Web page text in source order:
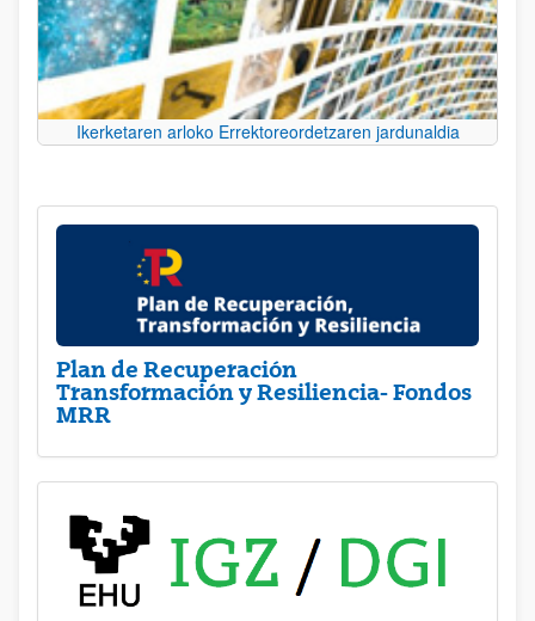
Ikerketaren arloko Errektoreordetzaren jardunaldia
Plan de Recuperación
Transformación y Resiliencia- Fondos
MRR